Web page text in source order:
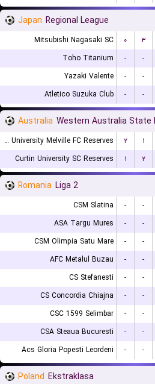
Japan Regional League
Mitsubishi Nagasaki SC ۰ ۳
Toho Titanium
- -
Yazaki Valente
- -
Atletico Suzuka Club
- -
Australia Western Australia State
Murdoch University Melville FC Reserves ۲ ۱
Curtin University SC Reserves
۱ ۲
Romania Liga 2
CSM Slatina - -
ASA Targu Mures
- -
CSM Olimpia Satu Mare
- -
AFC Metalul Buzau
- -
CS Stefanesti
- -
CS Concordia Chiajna
- -
CSC 1599 Selimbar
- -
CSA Steaua Bucuresti
- -
Acs Gloria Popesti Leordeni
- -
Poland Ekstraklasa